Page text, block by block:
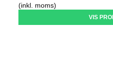
(inkl. moms)
VIS